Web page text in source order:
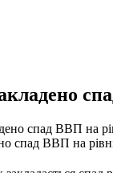
спад ВВП на